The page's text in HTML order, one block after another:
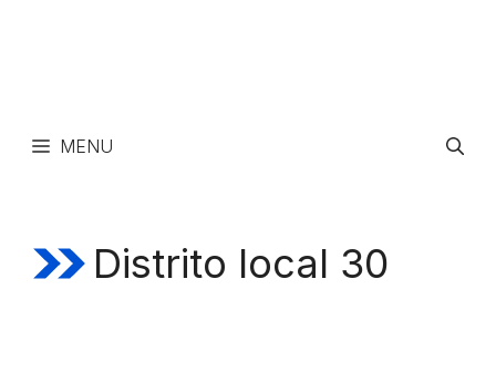
MENU
Distrito local 30